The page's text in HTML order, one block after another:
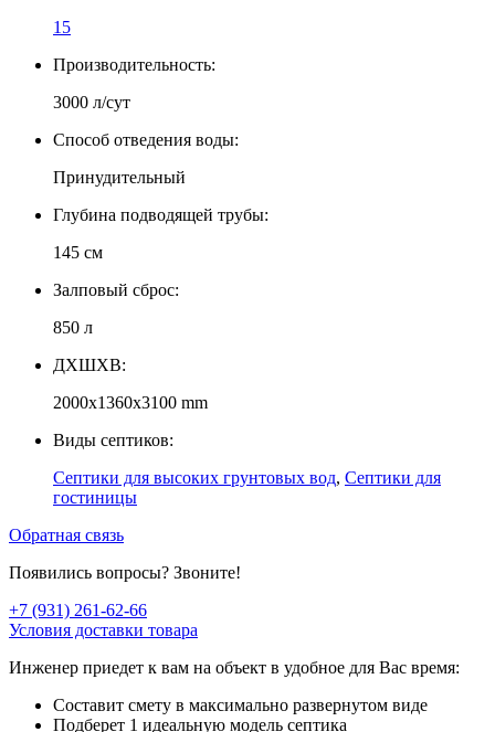
15
Производительность:
3000 л/сут
Способ отведения воды:
Принудительный
Глубина подводящей трубы:
145 см
Залповый сброс:
850 л
ДXШXВ:
2000x1360x3100 mm
Виды септиков:
Септики для высоких грунтовых вод, Септики для
гостиницы
Обратная связь
Появились вопросы? Звоните!
+7 (931) 261-62-66
Условия доставки товара
Инженер приедет к вам на объект в удобное для Вас время:
Составит смету в максимально развернутом виде
Подберет 1 идеальную модель септика